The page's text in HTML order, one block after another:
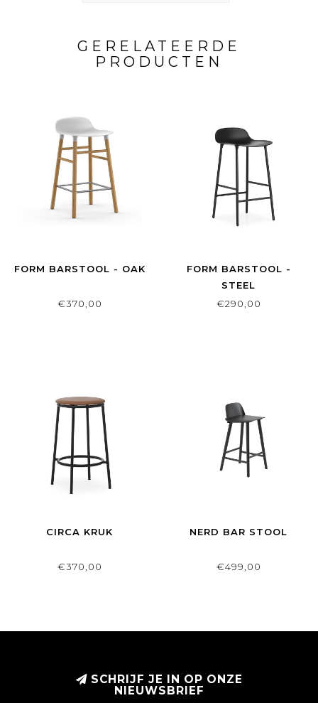
GERELATEERDE
PRODUCTEN
FORM BARSTOOL - OAK
€370,00
FORM BARSTOOL -
STEEL
€290,00
CIRCA KRUK
€370,00
NERD BAR STOOL
€499,00
SCHRIJF JE IN OP ONZE
NIEUWSBRIEF